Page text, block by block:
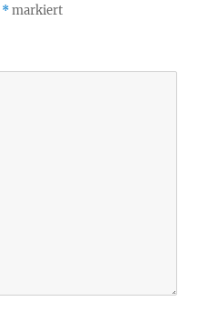
*markiert